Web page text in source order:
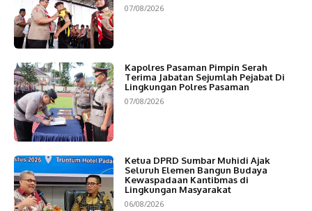
07/08/2026
Kapolres Pasaman Pimpin Serah
Terima Jabatan Sejumlah Pejabat Di
Lingkungan Polres Pasaman
07/08/2026
Ketua DPRD Sumbar Muhidi Ajak
Seluruh Elemen Bangun Budaya
Kewaspadaan Kantibmas di
Lingkungan Masyarakat
06/08/2026